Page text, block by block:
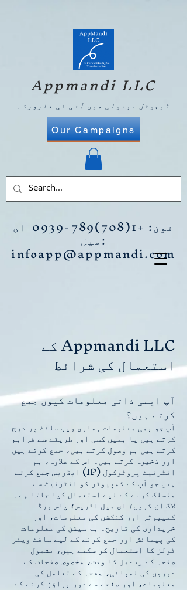
Appmandi LLC
فون: +1(708)789-0939 ای
میل:
infoapp@appmandi.com
ڈیجیٹل تبدیلی میں آئی ٹی فارورڈ۔
Our Campaigns
Appmandi LLC کے
استعمال کی شرائط
آپ ایسی ذاتی معلومات کیوں جمع
کرتے ہیں؟
آپ جو بھی معلومات ہماری ویب سائٹ پر درج
کرتے ہیں یا ہمیں کسی اور طریقے سے فراہم
کرتے ہیں ہم وصول کرتے ہیں، جمع کرتے ہیں
اور ذخیرہ کرتے ہیں۔ اس کے علاوہ، ہم
انٹرنیٹ پروٹوکول (IP) ایڈریس جمع کرتے
ہیں جو آپ کے کمپیوٹر کو انٹرنیٹ سے
منسلک کرنے کے لیے استعمال کیا جاتا ہے۔
لاگ ان کریں؛ ای میل اڈریس؛ پاس ورڈ
کمپیوٹر اور کنکشن کی معلومات، اور
خریداری کی تاریخ۔ ہم سیشن کی معلومات
کی پیمائش اور جمع کرنے کے لیے سافٹ ویئر
ٹولز کا استعمال کر سکتے ہیں، بشمول
صفحہ کے ردعمل کا وقت، مخصوص صفحات کے
دوروں کی لمبائی، صفحہ کے تعامل کی
معلومات، اور صفحے سے دور براؤز کرنے کے